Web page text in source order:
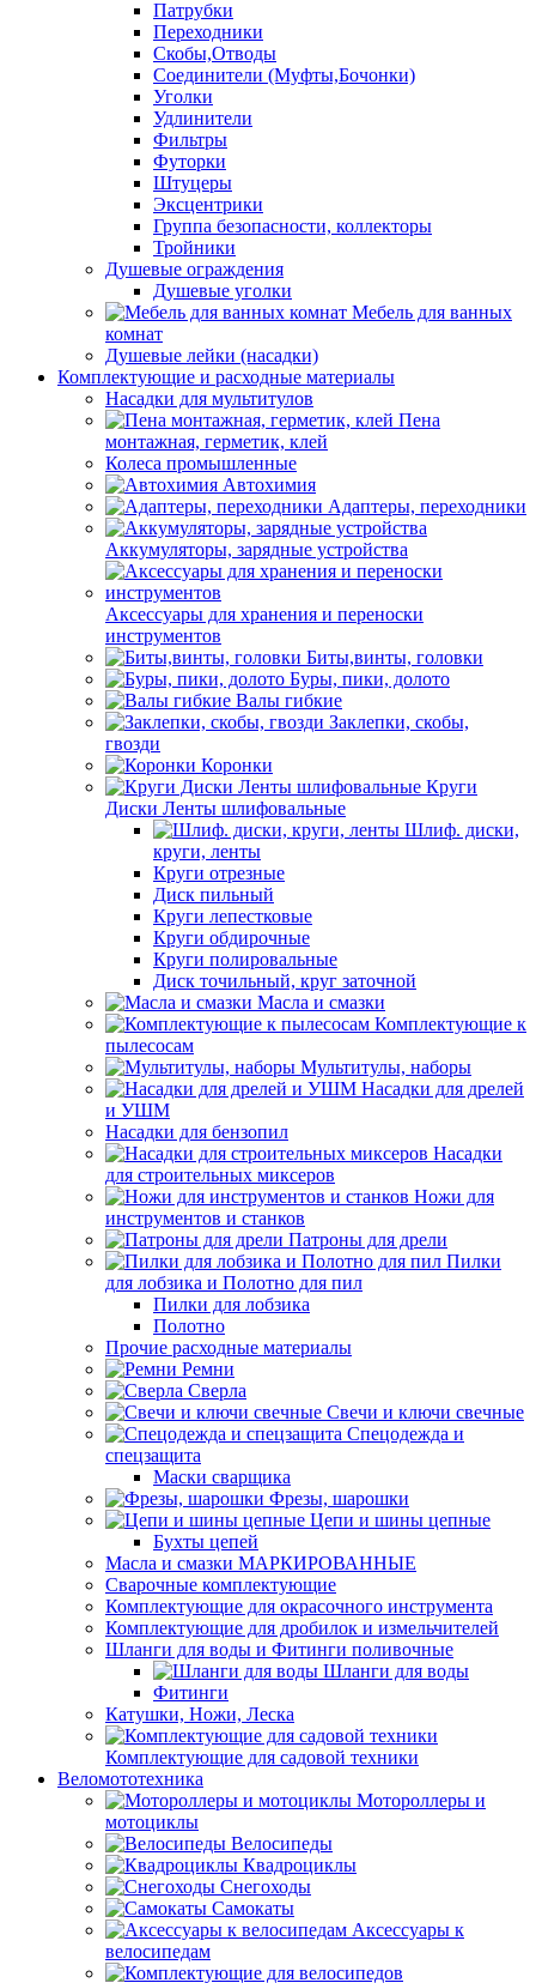
Патрубки
Переходники
Скобы,Отводы
Соединители (Муфты,Бочонки)
Уголки
Удлинители
Фильтры
Футорки
Штуцеры
Эксцентрики
Группа безопасности, коллекторы
Тройники
Душевые ограждения
Душевые уголки
Мебель для ванных
комнат
Душевые лейки (насадки)
Комплектующие и расходные материалы
Насадки для мультитулов
Пена
монтажная, герметик, клей
Колеса промышленные
Автохимия
Адаптеры, переходники
Аккумуляторы, зарядные устройства
Аксессуары для хранения и переноски
инструментов
Биты,винты, головки
Буры, пики, долото
Валы гибкие
Заклепки, скобы,
гвозди
Коронки
Круги
Диски Ленты шлифовальные
Шлиф. диски,
круги, ленты
Круги отрезные
Диск пильный
Круги лепестковые
Круги обдирочные
Круги полировальные
Диск точильный, круг заточной
Масла и смазки
Комплектующие к
пылесосам
Мультитулы, наборы
Насадки для дрелей
и УШМ
Насадки для бензопил
Насадки
для строительных миксеров
Ножи для
инструментов и станков
Патроны для дрели
Пилки
для лобзика и Полотно для пил
Пилки для лобзика
Полотно
Прочие расходные материалы
Ремни
Сверла
Свечи и ключи свечные
Спецодежда и
спецзащита
Маски сварщика
Фрезы, шарошки
Цепи и шины цепные
Бухты цепей
Масла и смазки МАРКИРОВАННЫЕ
Сварочные комплектующие
Комплектующие для окрасочного инструмента
Комплектующие для дробилок и измельчителей
Шланги для воды и Фитинги поливочные
Шланги для воды
Фитинги
Катушки, Ножи, Леска
Комплектующие для садовой техники
Веломототехника
Мотороллеры и
мотоциклы
Велосипеды
Квадроциклы
Снегоходы
Самокаты
Аксессуары к
велосипедам